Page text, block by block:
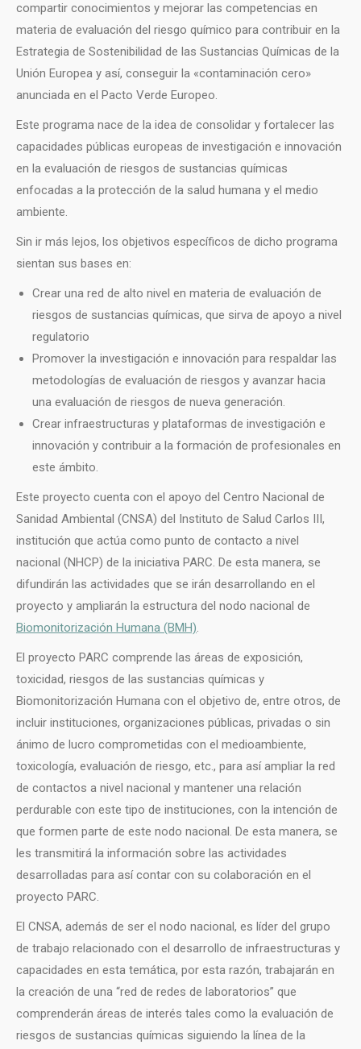
compartir conocimientos y mejorar las competencias en
materia de evaluación del riesgo químico para contribuir en la
Estrategia de Sostenibilidad de las Sustancias Químicas de la
Unión Europea y así, conseguir la «contaminación cero»
anunciada en el Pacto Verde Europeo.
Este programa nace de la idea de consolidar y fortalecer las
capacidades públicas europeas de investigación e innovación
en la evaluación de riesgos de sustancias químicas
enfocadas a la protección de la salud humana y el medio
ambiente.
Sin ir más lejos, los objetivos específicos de dicho programa
sientan sus bases en:
Crear una red de alto nivel en materia de evaluación de
riesgos de sustancias químicas, que sirva de apoyo a nivel
regulatorio
Promover la investigación e innovación para respaldar las
metodologías de evaluación de riesgos y avanzar hacia
una evaluación de riesgos de nueva generación.
Crear infraestructuras y plataformas de investigación e
innovación y contribuir a la formación de profesionales en
este ámbito.
Este proyecto cuenta con el apoyo del Centro Nacional de
Sanidad Ambiental (CNSA) del Instituto de Salud Carlos III,
institución que actúa como punto de contacto a nivel
nacional (NHCP) de la iniciativa PARC. De esta manera, se
difundirán las actividades que se irán desarrollando en el
proyecto y ampliarán la estructura del nodo nacional de
Biomonitorización Humana (BMH).
El proyecto PARC comprende las áreas de exposición,
toxicidad, riesgos de las sustancias químicas y
Biomonitorización Humana con el objetivo de, entre otros, de
incluir instituciones, organizaciones públicas, privadas o sin
ánimo de lucro comprometidas con el medioambiente,
toxicología, evaluación de riesgo, etc., para así ampliar la red
de contactos a nivel nacional y mantener una relación
perdurable con este tipo de instituciones, con la intención de
que formen parte de este nodo nacional. De esta manera, se
les transmitirá la información sobre las actividades
desarrolladas para así contar con su colaboración en el
proyecto PARC.
El CNSA, además de ser el nodo nacional, es líder del grupo
de trabajo relacionado con el desarrollo de infraestructuras y
capacidades en esta temática, por esta razón, trabajarán en
la creación de una “red de redes de laboratorios” que
comprenderán áreas de interés tales como la evaluación de
riesgos de sustancias químicas siguiendo la línea de la